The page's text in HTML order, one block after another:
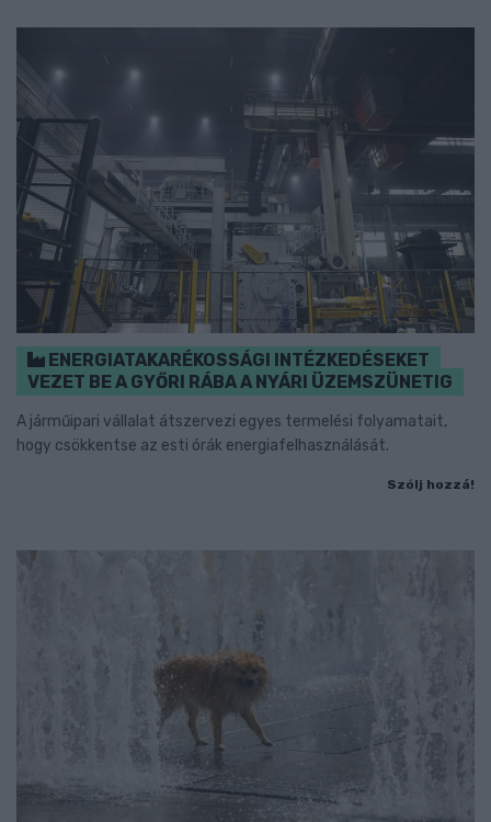
ENERGIATAKARÉKOSSÁGI INTÉZKEDÉSEKET
VEZET BE A GYŐRI RÁBA A NYÁRI ÜZEMSZÜNETIG
A járműipari vállalat átszervezi egyes termelési folyamatait,
hogy csökkentse az esti órák energiafelhasználását.
Szólj hozzá!